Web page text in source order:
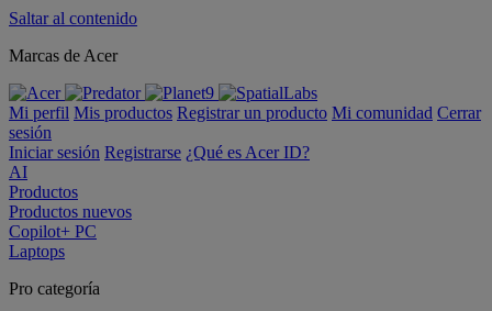
Saltar al contenido
Marcas de Acer
Mi perfil Mis productos Registrar un producto Mi comunidad Cerrar
sesión
Iniciar sesión Registrarse ¿Qué es Acer ID?
AI
Productos
Productos nuevos
Copilot+ PC
Laptops
Pro categoría